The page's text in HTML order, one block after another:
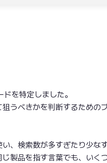
を特定しました。
うべきかを判断するための
、検索数が多すぎたり少な
製品を指す言葉でも、いく